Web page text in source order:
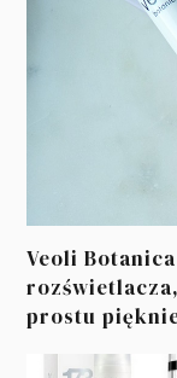
Veoli
prostu